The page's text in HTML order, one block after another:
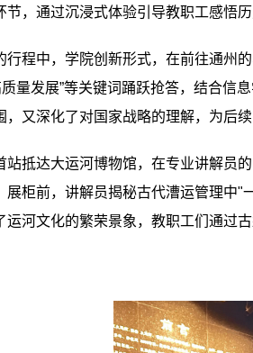
节，通过沉浸式体验引导教职工感悟
行程中，学院创新形式，在前往通州
量发展”等关键词踊跃抢答，结合信
，又深化了对国家战略的理解，为后
站抵达大运河博物馆，在专业讲解员
展柜前，讲解员揭秘古代漕运管理中"
运河文化的繁荣景象，教职工们通过